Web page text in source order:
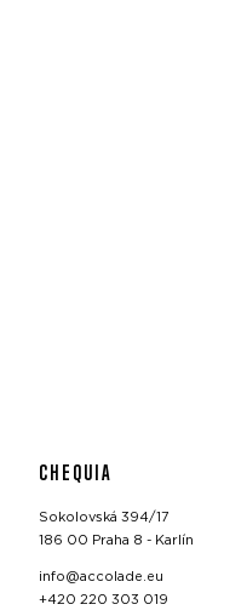
CHEQUIA
Sokolovská 394/17
186 00 Praha 8 - Karlín
info@accolade.eu
+420 220 303 019